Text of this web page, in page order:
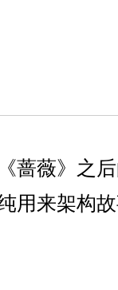
蔷薇》之
用来架构